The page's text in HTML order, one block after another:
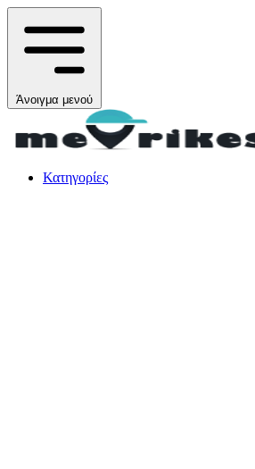
Άνοιγμα μενού
Κατηγορίες